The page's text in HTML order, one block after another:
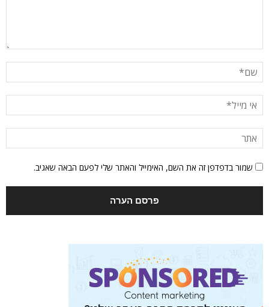
שמור בדפדפן זה את השם, האימייל והאתר שלי לפעם הבאה שאגיב.